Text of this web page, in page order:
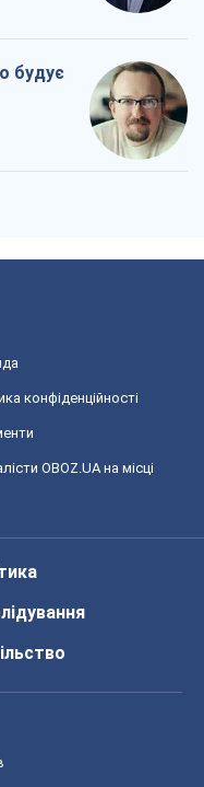
будує
конфіденційності
OBOZ.UA на місці